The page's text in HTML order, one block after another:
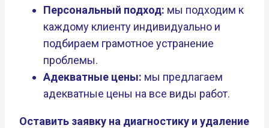
Персональный подход: мы подходим к
каждому клиенту индивидуально и
подбираем грамотное устранение
проблемы.
Адекватные цены: мы предлагаем
адекватные цены на все виды работ.
Оставить заявку на диагностику и удаление